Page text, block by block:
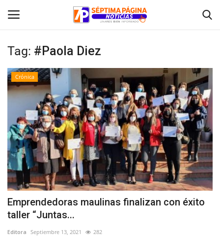
Inicio
Crónica
Policial
Tribunales
Deporte
Política
Espectáculos
Tag: #Paola Diez
Crónica
Emprendedoras maulinas finalizan con éxito
taller “Juntas...
Editora Septiembre 13, 2021 282